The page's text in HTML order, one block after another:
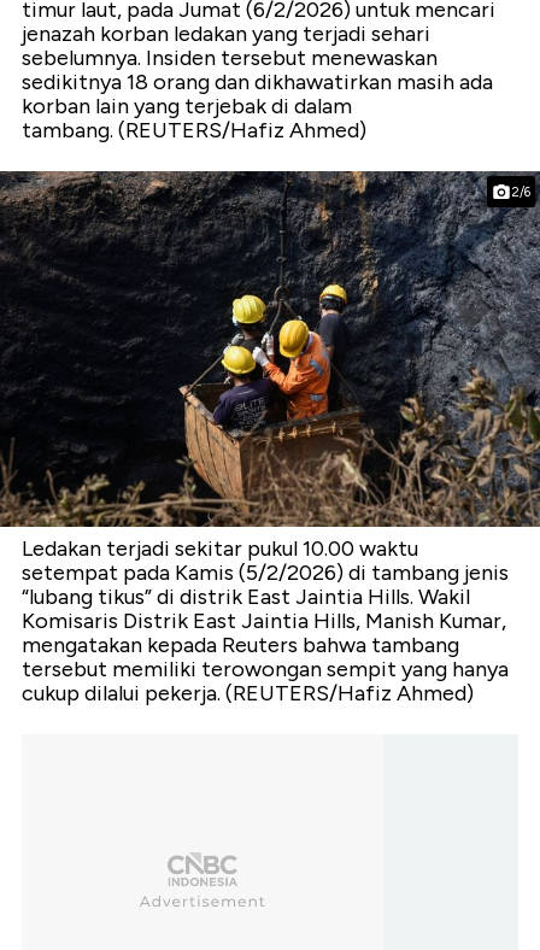
timur laut, pada Jumat (6/2/2026) untuk mencari
jenazah korban ledakan yang terjadi sehari
sebelumnya. Insiden tersebut menewaskan
sedikitnya 18 orang dan dikhawatirkan masih ada
korban lain yang terjebak di dalam
tambang. (REUTERS/Hafiz Ahmed)
2/6
Ledakan terjadi sekitar pukul 10.00 waktu
setempat pada Kamis (5/2/2026) di tambang jenis
“lubang tikus” di distrik East Jaintia Hills. Wakil
Komisaris Distrik East Jaintia Hills, Manish Kumar,
mengatakan kepada Reuters bahwa tambang
tersebut memiliki terowongan sempit yang hanya
cukup dilalui pekerja. (REUTERS/Hafiz Ahmed)